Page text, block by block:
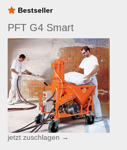
Bestseller
PFT G4 Smart
jetzt zuschlagen →